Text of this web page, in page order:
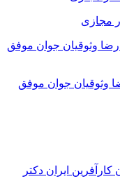
مجازی
وثوقیان جوان موفق